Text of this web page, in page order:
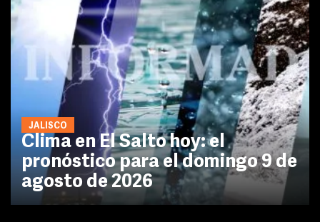
JALISCO
Clima en El Salto hoy: el
pronóstico para el domingo 9 de
agosto de 2026